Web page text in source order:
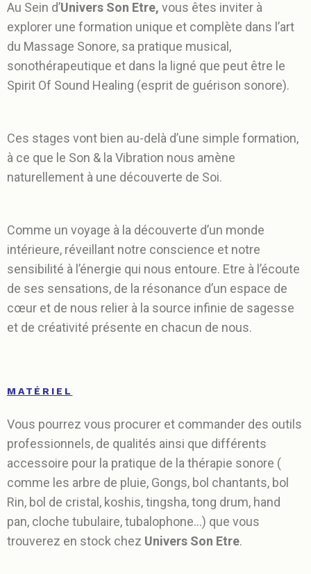
Au Sein d’Univers Son Etre, vous êtes inviter à
explorer une formation unique et complète dans l’art
du Massage Sonore, sa pratique musical,
sonothérapeutique et dans la ligné que peut être le
Spirit Of Sound Healing (esprit de guérison sonore).
Ces stages vont bien au-delà d’une simple formation,
à ce que le Son & la Vibration nous amène
naturellement à une découverte de Soi.
Comme un voyage à la découverte d’un monde
intérieure, réveillant notre conscience et notre
sensibilité à l’énergie qui nous entoure. Etre à l’écoute
de ses sensations, de la résonance d’un espace de
cœur et de nous relier à la source infinie de sagesse
et de créativité présente en chacun de nous.
MATÉRIEL
Vous pourrez vous procurer et commander des outils
professionnels, de qualités ainsi que différents
accessoire pour la pratique de la thérapie sonore (
comme les arbre de pluie, Gongs, bol chantants, bol
Rin, bol de cristal, koshis, tingsha, tong drum, hand
pan, cloche tubulaire, tubalophone…) que vous
trouverez en stock chez Univers Son Etre.